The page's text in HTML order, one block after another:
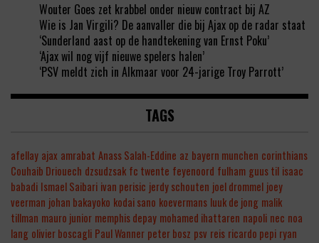
Wouter Goes zet krabbel onder nieuw contract bij AZ
Wie is Jan Virgili? De aanvaller die bij Ajax op de radar staat
‘Sunderland aast op de handtekening van Ernst Poku’
‘Ajax wil nog vijf nieuwe spelers halen’
‘PSV meldt zich in Alkmaar voor 24-jarige Troy Parrott’
TAGS
afellay ajax amrabat Anass Salah-Eddine az bayern munchen corinthians
Couhaib Driouech dzsudzsak fc twente feyenoord fulham guus til isaac
babadi Ismael Saibari ivan perisic jerdy schouten joel drommel joey
veerman johan bakayoko kodai sano koevermans luuk de jong malik
tillman mauro junior memphis depay mohamed ihattaren napoli nec noa
lang olivier boscagli Paul Wanner peter bosz psv reis ricardo pepi ryan